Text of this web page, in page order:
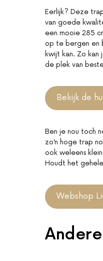
Eerlijk? Deze
van goede
een mooie 285
op te bergen en
kwijt kan. Zo
de plek van
Bekijk de
Ben je nou toch
zo’n hoge trap
ook weleens
Houdt het
Webshop